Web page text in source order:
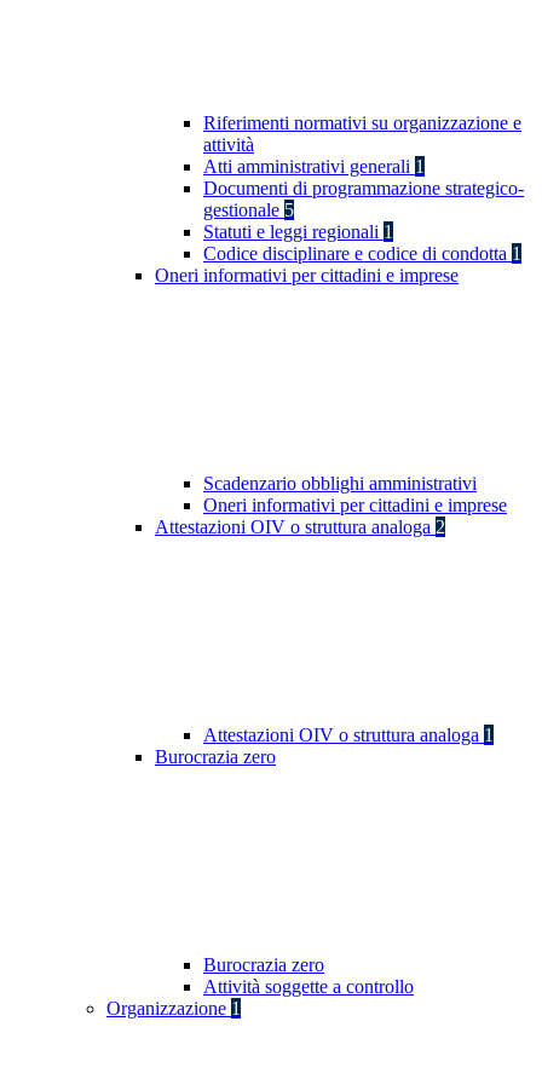
Riferimenti normativi su organizzazione e
attività
Atti amministrativi generali 1
Documenti di programmazione strategico-
gestionale 5
Statuti e leggi regionali 1
Codice disciplinare e codice di condotta 1
Oneri informativi per cittadini e imprese
Scadenzario obblighi amministrativi
Oneri informativi per cittadini e imprese
Attestazioni OIV o struttura analoga 2
Attestazioni OIV o struttura analoga 1
Burocrazia zero
Burocrazia zero
Attività soggette a controllo
Organizzazione 1